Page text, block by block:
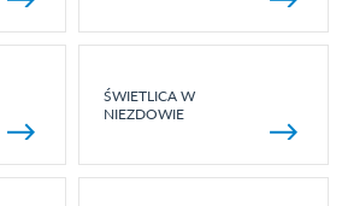
ŚWIETLICA W
NIEZDOWIE